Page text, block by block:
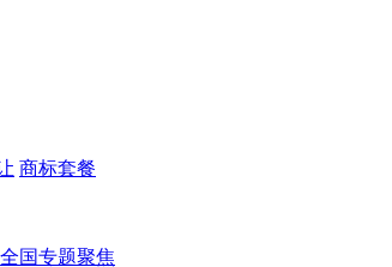
商标套餐
全国专题聚焦